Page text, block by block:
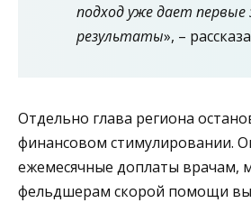
подход уже дает
результаты», –
Отдельно глава региона
финансовом стимулировании.
ежемесячные доплаты врачам,
фельдшерам скорой помощи